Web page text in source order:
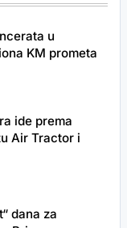
u
KM prometa
ide prema
Air Tractor i
dana za